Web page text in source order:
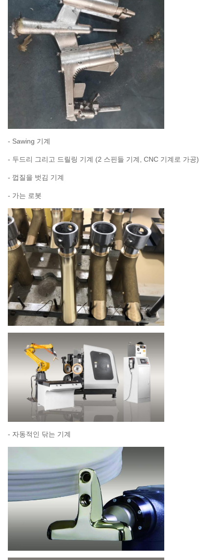
- Sawing 기계
- 두드리 그리고 드릴링 기계 (2 스핀들 기계, CNC 기계로 가공)
- 껍질을 벗김 기계
- 가는 로봇
- 자동적인 닦는 기계